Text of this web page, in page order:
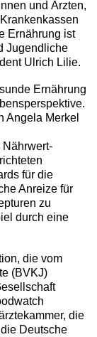
und Ärzten,
Ernährung ist
Jugendliche
Ulrich Lilie.
Ernährung
Angela Merkel
Nährwert-
für die
Anreize für
zu
durch eine
die vom
(BVKJ)
die
Deutsche